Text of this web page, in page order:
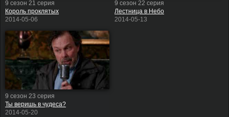
9 сезон 21 серия
Король проклятых
2014-05-06
9 сезон 22 серия
Лестница в Небо
2014-05-13
9 сезон 23 серия
Ты веришь в чудеса?
2014-05-20